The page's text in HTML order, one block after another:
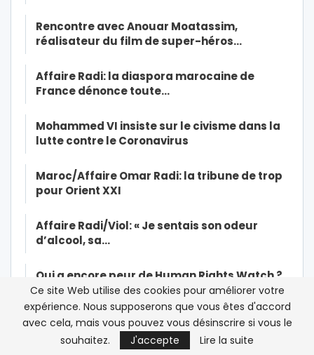
Rencontre avec Anouar Moatassim,
réalisateur du film de super-héros…
Affaire Radi: la diaspora marocaine de
France dénonce toute…
Mohammed VI insiste sur le civisme dans la
lutte contre le Coronavirus
Maroc/Affaire Omar Radi: la tribune de trop
pour Orient XXI
Affaire Radi/Viol: « Je sentais son odeur
d’alcool, sa…
Qui a encore peur de Human Rights Watch ?
Exclusif-Sexe, mensonges et vidéo : la
victime présumée du viol est…
Ce site Web utilise des cookies pour améliorer votre
expérience. Nous supposerons que vous êtes d'accord
avec cela, mais vous pouvez vous désinscrire si vous le
souhaitez.
J'accepte Lire la suite